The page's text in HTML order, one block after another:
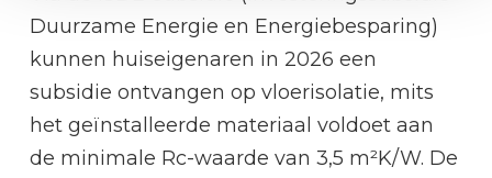
Duurzame Energie en Energiebesparing)
kunnen huiseigenaren in 2026 een
subsidie ontvangen op vloerisolatie, mits
het geïnstalleerde materiaal voldoet aan
de minimale Rc-waarde van 3,5 m²K/W. De